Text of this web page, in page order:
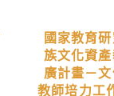
國家教育
族文化資
廣計畫－
教師培力工